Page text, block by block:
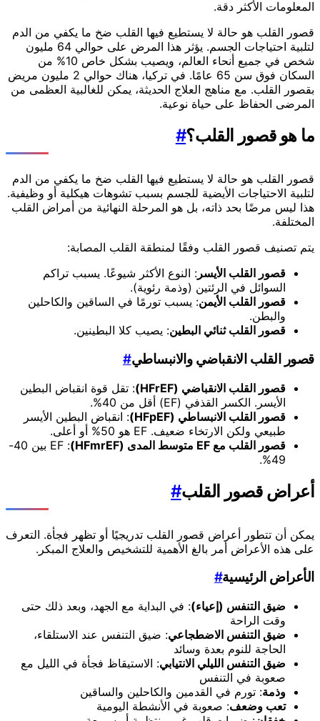
المعلومات الأكثر دقة.
قصور القلب هو حالة لا يستطيع فيها القلب ضخ ما يكفي من الدم
لتلبية احتياجات الجسم. يؤثر هذا المرض على حوالي 64 مليون
شخص في جميع أنحاء العالم، ويصيب بشكل خاص 10% من
السكان فوق سن 65 عامًا. في تركيا، هناك حوالي 2 مليون مريض
بقصور القلب. مع مناهج العلاج الحديثة، يمكن للغالبية العظمى من
المرضى الحفاظ على حياة نوعية.
ما هو قصور القلب؟#
قصور القلب هو حالة لا يستطيع فيها القلب ضخ ما يكفي من الدم
لتلبية الاحتياجات الأيضية للجسم بسبب تشوهات هيكلية أو وظيفية.
هذا ليس مرضًا بحد ذاته، بل هو المرحلة النهائية من أمراض القلب
المختلفة.
يتم تصنيف قصور القلب وفقًا لمنطقة القلب المصابة:
قصور القلب الأيسر : النوع الأكثر شيوعًا. يسبب تراكم
السوائل في الرئتين (وذمة رئوية).
قصور القلب الأيمن: يسبب تورمًا في الساقين والكاحلين
والبطن.
قصور القلب ثنائي البطين: يصيب كلا البطينين.
قصور القلب الانقباضي والانبساطي#
قصور القلب الانقباضي (HFrEF)
: تقل قوة انقباض البطين
الأيسر. الكسر القذفي (EF) أقل من 40%.
قصور القلب الانبساطي (HFpEF)
: انقباض البطين الأيسر
طبيعي ولكن الارتخاء ضعيف. EF هو 50% أو أعلى.
قصور القلب مع EF متوسط المدى (HFmrEF)
: EF بين 40-
49%.
أعراض قصور القلب#
يمكن أن تتطور أعراض قصور القلب تدريجيًا أو تظهر فجأة. التعرف
على هذه الأعراض أمر بالغ الأهمية للتشخيص والعلاج المبكر.
الأعراض الرئيسية#
ضيق التنفس (إعياء): في البداية مع الجهد، وبعد ذلك حتى
وقت الراحة
ضيق التنفس الاضطجاعي: ضيق التنفس عند الاستلقاء،
الحاجة للنوم بعدة وسائد
ضيق التنفس الليلي الانتيابي: الاستيقاظ فجأة في الليل مع
صعوبة في التنفس
وذمة: تورم في القدمين والكاحلين والساقين
تعب وضعف: صعوبة في الأنشطة اليومية